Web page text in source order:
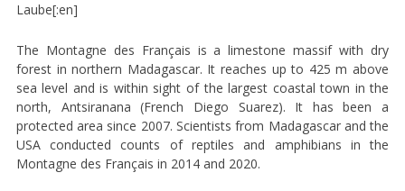
Laube[:en]
The Montagne des Français is a limestone massif with dry
forest in northern Madagascar. It reaches up to 425 m above
sea level and is within sight of the largest coastal town in the
north, Antsiranana (French Diego Suarez). It has been a
protected area since 2007. Scientists from Madagascar and the
USA conducted counts of reptiles and amphibians in the
Montagne des Français in 2014 and 2020.